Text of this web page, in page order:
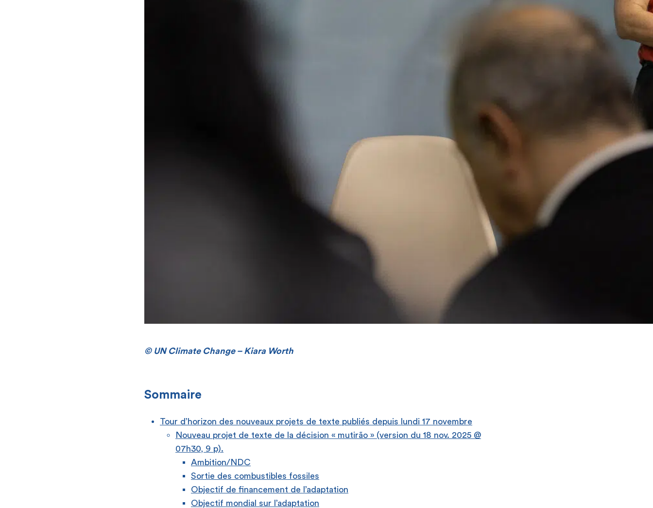
© UN Climate Change – Kiara Worth
Sommaire
Tour d’horizon des nouveaux projets de texte publiés depuis lundi 17 novembre
Nouveau projet de texte de la décision « mutirão » (version du 18 nov. 2025 @
07h30, 9 p).
Ambition/NDC
Sortie des combustibles fossiles
Objectif de financement de l’adaptation
Objectif mondial sur l’adaptation